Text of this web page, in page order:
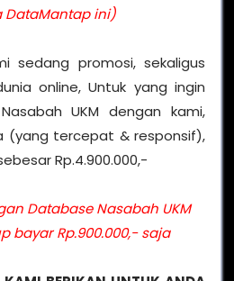
DataMantap ini)
sedang promosi, sekaligus
online, Untuk yang ingin
UKM dengan kami,
(yang tercepat & responsif),
Rp.4.900.000,-
Database Nasabah UKM
bayar Rp.900.000,- saja